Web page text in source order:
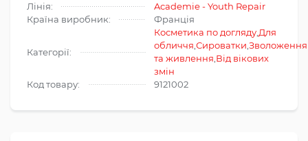
Лінія:
Academie - Youth Repair
Країна виробник:
Франція
Категорії:
Косметика по догляду,Для
обличчя,Сироватки,Зволоження
та живлення,Від вікових
змін
Код товару:
9121002